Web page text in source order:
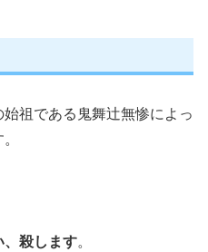
祖である鬼舞辻無惨によっ
、殺します。